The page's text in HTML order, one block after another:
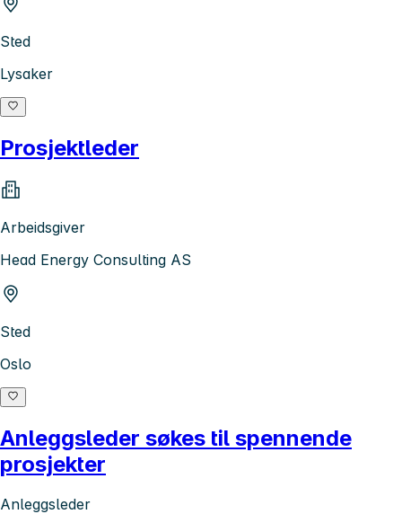
Sted
Lysaker
Prosjektleder
Arbeidsgiver
Head Energy Consulting AS
Sted
Oslo
Anleggsleder søkes til spennende
prosjekter
Anleggsleder